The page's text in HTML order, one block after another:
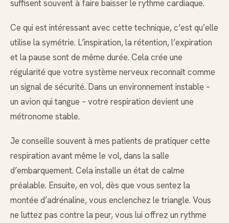
suffisent souvent à faire baisser le rythme cardiaque.
Ce qui est intéressant avec cette technique, c’est qu’elle
utilise la symétrie. L’inspiration, la rétention, l’expiration
et la pause sont de même durée. Cela crée une
régularité que votre système nerveux reconnaît comme
un signal de sécurité. Dans un environnement instable –
un avion qui tangue – votre respiration devient une
métronome stable.
Je conseille souvent à mes patients de pratiquer cette
respiration avant même le vol, dans la salle
d’embarquement. Cela installe un état de calme
préalable. Ensuite, en vol, dès que vous sentez la
montée d’adrénaline, vous enclenchez le triangle. Vous
ne luttez pas contre la peur, vous lui offrez un rythme